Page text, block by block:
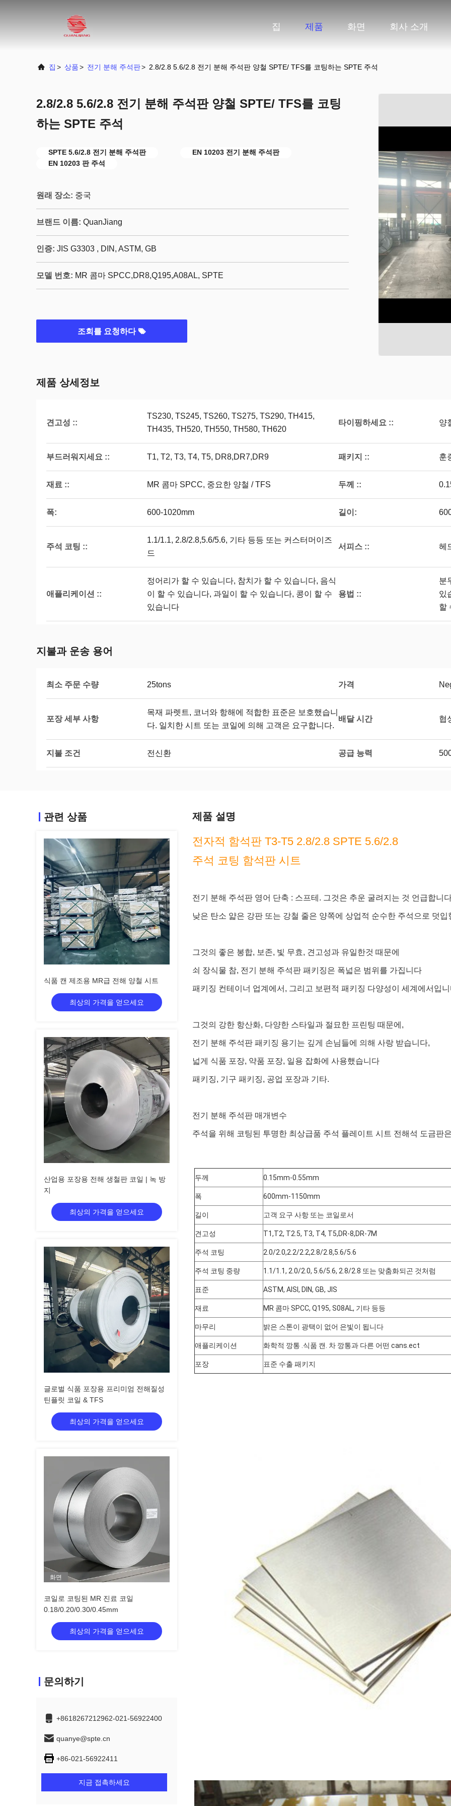
집 제품 화면 회사 소개
집 > 상품> 전기 분해 주석판> 2.8/2.8 5.6/2.8 전기 분해 주석판 양철 SPTE/ TFS를 코팅하는 SPTE 주석
2.8/2.8 5.6/2.8 전기 분해 주석판 양철 SPTE/ TFS를 코팅
하는 SPTE 주석
SPTE 5.6/2.8 전기 분해 주석판
EN 10203 전기 분해 주석판
EN 10203 판 주석
원래 장소: 중국
브랜드 이름: QuanJiang
인증: JIS G3303 , DIN, ASTM, GB
모델 번호: MR 콤마 SPCC,DR8,Q195,A08AL, SPTE
조회를 요청하다
제품 상세정보
견고성 ::
TS230, TS245, TS260, TS275, TS290, TH415,
TH435, TH520, TH550, TH580, TH620
타이핑하세요 :: 양
부드러워지세요 :: T1, T2, T3, T4, T5, DR8,DR7,DR9 패키지 :: 훈
재료 :: MR 콤마 SPCC, 중요한 양철 / TFS 두께 ::
폭: 600-1020mm 길이:
주석 코팅 ::
1.1/1.1, 2.8/2.8,5.6/5.6, 기타 등등 또는 커스터머이즈
드
서피스 :: 헤
애플리케이션 ::
정어리가 할 수 있습니다, 참치가 할 수 있습니다, 음식
이 할 수 있습니다, 과일이 할 수 있습니다, 콩이 할 수
있습니다
용법 ::
분
있
할
지불과 운송 용어
최소 주문 수량 25tons 가격
포장 세부 사항
목재 파렛트, 코너와 항해에 적합한 표준은 보호했습니
다. 일치한 시트 또는 코일에 의해 고객은 요구합니다.
배달 시간 협
지불 조건 전신환 공급 능력
관련 상품
식품 캔 제조용 MR급 전해 양철 시트
최상의 가격을 얻으세요
산업용 포장용 전해 생철판 코일 | 녹 방
지
최상의 가격을 얻으세요
글로벌 식품 포장용 프리미엄 전해질성
틴플릿 코일 & TFS
최상의 가격을 얻으세요
화면
코일로 코팅된 MR 진료 코일
0.18/0.20/0.30/0.45mm
최상의 가격을 얻으세요
문의하기
+8618267212962-021-56922400
quanye@spte.cn
+86-021-56922411
지금 접촉하세요
제품 설명
전자적 함석판 T3-T5 2.8/2.8 SPTE 5.6/2.8
주석 코팅 함석판 시트
전기 분해 주석판 영어 단축 : 스프테. 그것은 추운 굴려지는 것 언급합니
낮은 탄소 얇은 강판 또는 강철 줄은 양쪽에 상업적 순수한 주석으로 덧입
그것의 좋은 봉합, 보존, 빛 무효, 견고성과 유일한것 때문에
쇠 장식물 참, 전기 분해 주석판 패키징은 폭넓은 범위를 가집니다
패키징 컨테이너 업계에서, 그리고 보편적 패키징 다양성이 세계에서입니
그것의 강한 항산화, 다양한 스타일과 절묘한 프린팅 때문에,
전기 분해 주석판 패키징 용기는 깊게 손님들에 의해 사랑 받습니다,
넓게 식품 포장, 약품 포장, 일용 잡화에 사용했습니다
패키징, 기구 패키징, 공업 포장과 기타.
전기 분해 주석판 매개변수
주석을 위해 코팅된 투명한 최상급품 주석 플레이트 시트 전해석 도금판
두께 0.15mm-0.55mm
폭 600mm-1150mm
길이 고객 요구 사항 또는 코일로서
견고성 T1,T2, T2.5, T3, T4, T5,DR-8,DR-7M
주석 코팅 2.0/2.0,2.2/2.2,2.8/2.8,5.6/5.6
주석 코팅 중량 1.1/1.1, 2.0/2.0, 5.6/5.6, 2.8/2.8 또는 맞춤화되곤 것처럼
표준 ASTM, AISI, DIN, GB, JIS
재료 MR 콤마 SPCC, Q195, S08AL, 기타 등등
마무리 밝은 스톤이 광택이 없어 은빛이 됩니다
애플리케이션 화학적 깡통 .식품 캔. 차 깡통과 다른 어떤 cans.ect
포장 표준 수출 패키지